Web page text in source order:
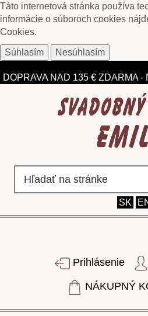
Táto internetová stránka používa
informácie o súboroch cookies
Cookies.
Súhlasím
Nesúhlasím
ZĽAVY DO 75% NA
DOPRAVA NAD 135 € ZDARMA -
SK
Prihlásenie
NÁKUPNÝ